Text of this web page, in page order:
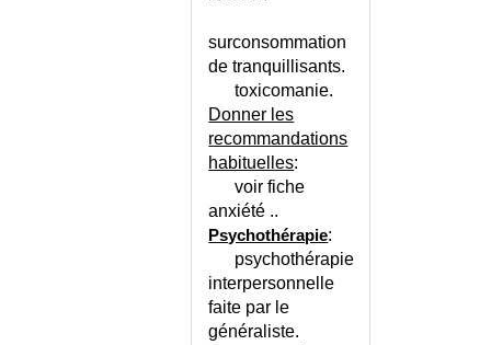
CANCER CHEZ L'ENFANT
CANCER CHEZ LE SUJET AGE
CANCER DE L'AMPOULE DE
CANCER DE L'ANUS
CANCER DE L'APPAREIL
CANCER DE L'ESTOMAC
CANCER DE L'ESTOMAC -
CANCER DE L'INTESTIN GRELE
CANCER DE L'OESOPHAGE
surconsommation
de tranquillisants.
toxicomanie.
Donner les
recommandations
habituelles:
voir fiche
anxiété ..
Psychothérapie:
psychothérapie
interpersonnelle
faite par le
généraliste.